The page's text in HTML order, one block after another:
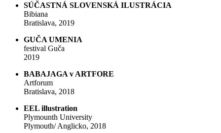
SÚČASTNÁ SLOVENSKÁ ILUSTRÁCIA
Bibiana
Bratislava, 2019
GUČA UMENIA
festival Guča
2019
BABAJAGA v ARTFORE
Artforum
Bratislava, 2018
EEL illustration
Plymounth University
Plymouth/ Anglicko, 2018